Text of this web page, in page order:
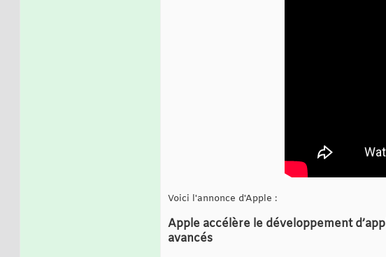
Voici l'annonce d'Apple :
Apple accélère le développement
avancés